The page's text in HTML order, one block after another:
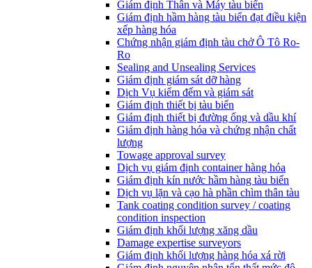
Giám định Thân và Máy tàu biển
​Giám định hầm hàng tàu biển đạt điều kiện
xếp hàng hóa
Chứng nhận giám định tàu chở Ô Tô Ro-
Ro
Sealing and Unsealing Services
Giám định giám sát dỡ hàng
Dịch Vụ kiểm đếm và giám sát
Giám định thiết bị tàu biển
Giám định thiết bị đường ống và dầu khí
Giám định hàng hóa và chứng nhận chất
lượng
Towage approval survey
Dịch vụ giám định container hàng hóa
Giám định kín nước hầm hàng tàu biển
Dịch vụ lặn và cạo hà phần chìm thân tàu
Tank coating condition survey / coating
condition inspection
Giám định khối lượng xăng dầu
Damage expertise surveyors
Giám định khối lượng hàng hóa xá rời